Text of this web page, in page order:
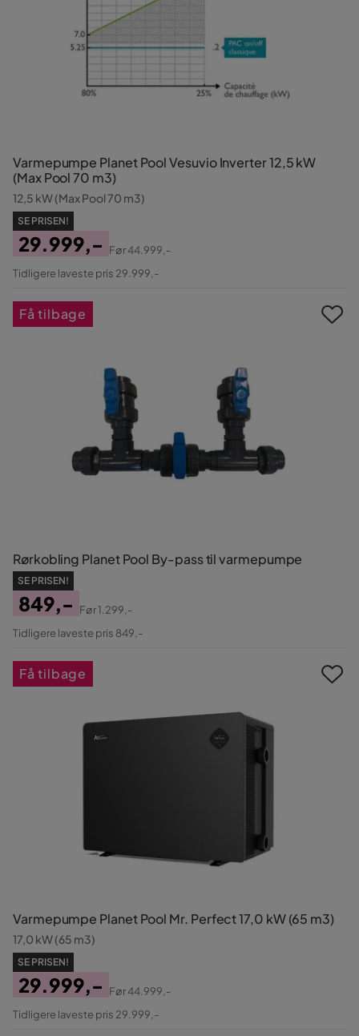
Varmepumpe Planet Pool Vesuvio Inverter 12,5 kW
(Max Pool 70 m3)
12,5 kW (Max Pool 70 m3)
SE PRISEN!
Pris
29.999,-
Original
Før44.999,-
Tidligere laveste pris 29.999,-
Rørkobling Planet Pool By-pass til varmepumpe
SE PRISEN!
Pris
849,-
Original
Før1.299,-
Tidligere laveste pris 849,-
Få tilbage
Varmepumpe Planet Pool Mr. Perfect 17,0 kW (65 m3)
17,0 kW (65 m3)
SE PRISEN!
Pris
29.999,-
Original
Før44.999,-
Tidligere laveste pris 29.999,-
Få tilbage